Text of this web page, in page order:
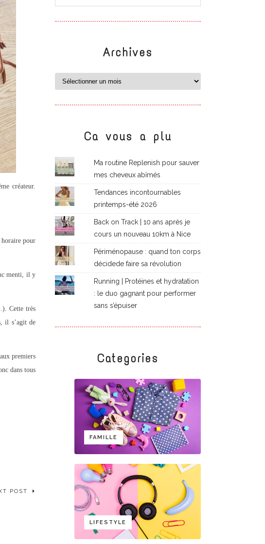
créateur.
horaire pour
menti, il y
Cette très
il s’agit de
premiers
dans tous
POST
Archives
Ca vous a plu
Ma routine Replenish pour sauver
mes cheveux abîmés
Tendances incontournables
printemps-été 2026
Back on Track | 10 ans après je
cours un nouveau 10km à Nice
Périménopause : quand ton corps
décidede faire sa révolution
Running | Protéines et hydratation
: le duo gagnant pour performer
sans s’épuiser
Categories
FAMILLE
LIFESTYLE